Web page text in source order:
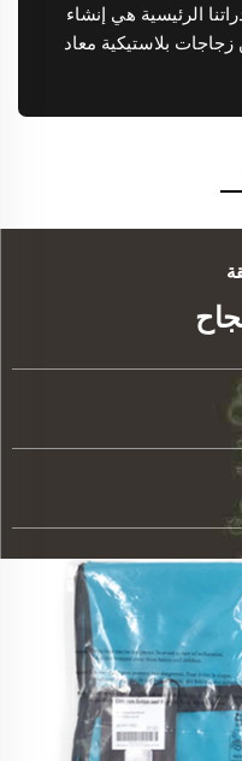
الرئيسية هي إنشاء
بلاستيكية معاد